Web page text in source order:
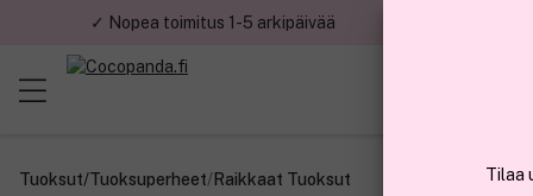
✓ Nopea toimitus 1-5 arkipäivää
Tuoksut/Tuoksuperheet/Raikkaat Tuoksut Tilaa